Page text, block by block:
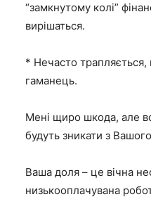
“замкнутому колі”
вирішаться.
* Нечасто трапляється,
гаманець.
Мені щиро шкода, але
будуть зникати з
Ваша доля – це вічна
низькооплачувана